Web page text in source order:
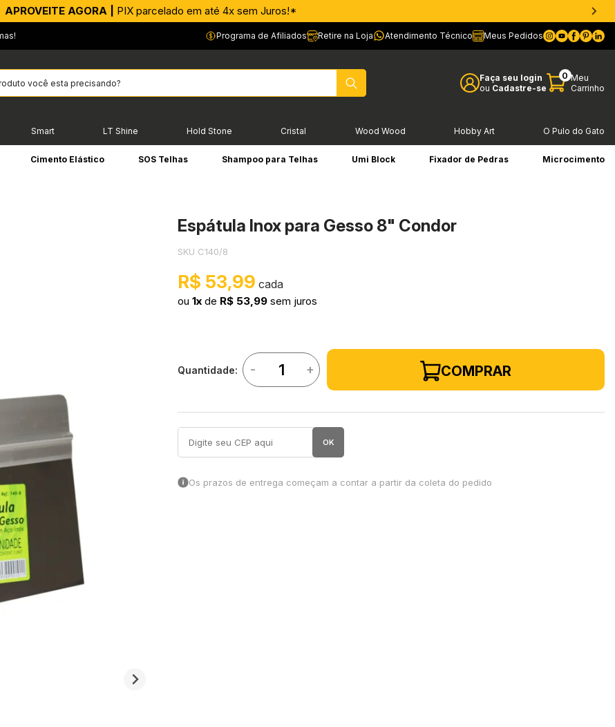
APROVEITE AGORA | PIX parcelado em até 4x sem Juros!*
Programa de Afiliados Retire na Loja Atendimento Técnico Meus Pedidos
Faça seu login
ou Cadastre-se
0 Meu
Carrinho
Smart LT Shine Hold Stone Cristal Wood Wood Hobby Art O Pulo do Gato
Cimento Elástico SOS Telhas Shampoo para Telhas Umi Block Fixador de Pedras Microcimento
Espátula Inox para Gesso 8" Condor
SKU C140/8
R$ 53,99
ou1x de R$ 53,99 sem juros
Quantidade: - + COMPRAR
OK
Os prazos de entrega começam a contar a partir da coleta do pedido